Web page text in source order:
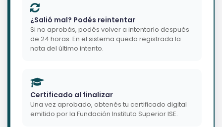
¿Salió mal? Podés reintentar
Si no aprobás, podés volver a intentarlo después
de 24 horas. En el sistema queda registrada la
nota del último intento.
Certificado al finalizar
Una vez aprobado, obtenés tu certificado digital
emitido por la Fundación Instituto Superior ISE.